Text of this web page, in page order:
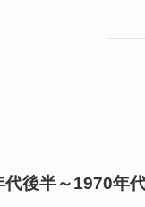
後半～1970年代